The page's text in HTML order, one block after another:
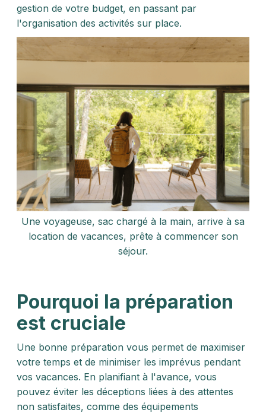
gestion de votre budget, en passant par
l'organisation des activités sur place.
Une voyageuse, sac chargé à la main, arrive à sa
location de vacances, prête à commencer son
séjour.
Pourquoi la préparation
est cruciale
Une bonne préparation vous permet de maximiser
votre temps et de minimiser les imprévus pendant
vos vacances. En planifiant à l'avance, vous
pouvez éviter les déceptions liées à des attentes
non satisfaites, comme des équipements